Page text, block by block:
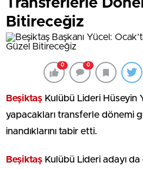
Bitireceğiz
0 0
Beşiktaş Kulübü Lideri Hüseyin
yapacakları transferle dönemi
inandıklarını tabir etti.
Beşiktaş Kulübü Lideri adayı